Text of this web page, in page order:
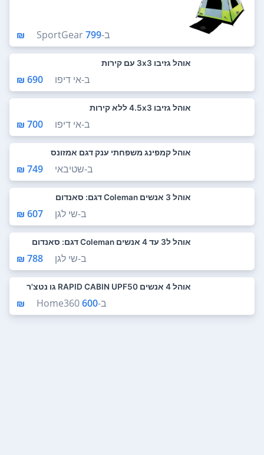
ב- SportGear799 ₪
אוהל גזיבו 3x3 עם קירות
ב-אי דיפו 690 ₪
אוהל גזיבו 4.5x3 ללא קירות
ב-אי דיפו 700 ₪
אוהל קמפינג משפחתי ענק דגם אמזונס
ב-שטיבאי 749 ₪
אוהל 3 אנשים Coleman דגם: סאנדום
ב-שי לגן 607 ₪
אוהל ל3 עד 4 אנשים Coleman דגם: סאנדום
ב-שי לגן 788 ₪
אוהל 4 אנשים RAPID CABIN UPF50 גו נטצ'ר
ב- Home360600 ₪